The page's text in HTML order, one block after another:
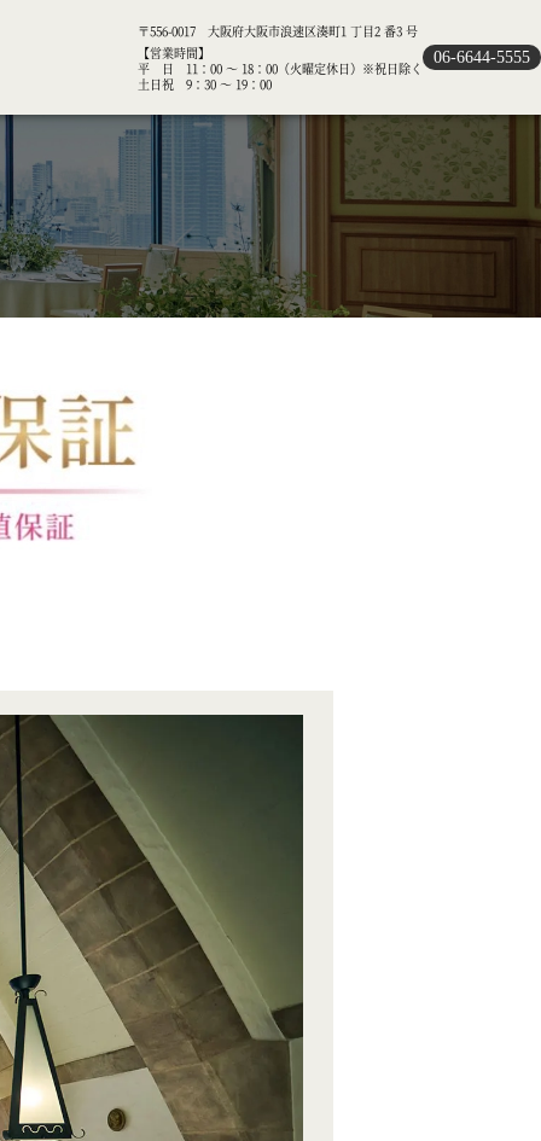
〒556-0017 大阪府大阪市浪速区湊町1 丁目2 番3 号
【営業時間】
平 日 11：00 ～ 18：00（火曜定休日）※祝日除く
土日祝 9：30 ～ 19：00
06-6644-5555